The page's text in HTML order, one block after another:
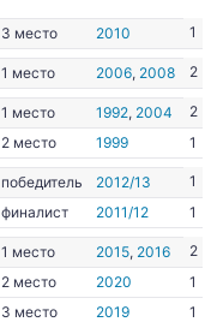
3 место 2010 1
1 место 2006, 2008 2
1 место 1992, 2004
2
2 место
1999 1
победитель 2012/13
1
финалист
2011/12 1
1 место 2015, 2016
2
2 место
2020
1
3 место
2019 1